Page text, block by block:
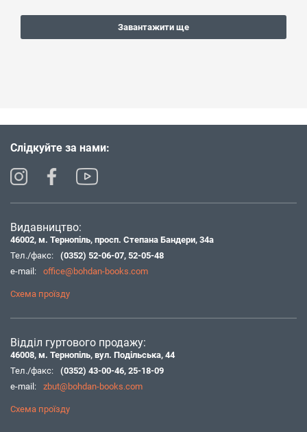
Завантажити ще
Слідкуйте за нами:
Видавництво:
46002, м. Тернопіль, просп. Степана Бандери, 34а
Тел./факс:
(0352) 52-06-07, 52-05-48
e-mail:
office@bohdan-books.com
Схема проїзду
Відділ гуртового продажу:
46008, м. Тернопіль, вул. Подільська, 44
Тел./факс:
(0352) 43-00-46, 25-18-09
e-mail:
zbut@bohdan-books.com
Схема проїзду